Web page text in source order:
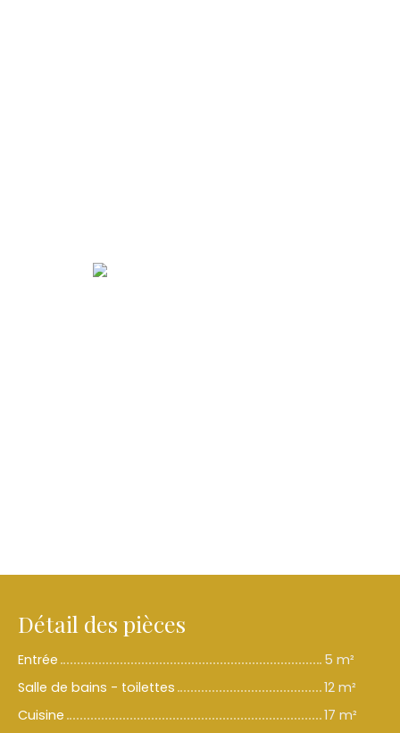
Détail des pièces
Entrée
5 m²
Salle de bains - toilettes
12 m²
Cuisine
17 m²